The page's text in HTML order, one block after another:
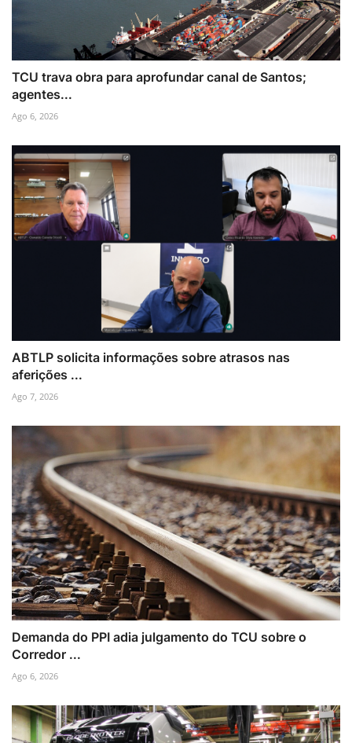
TCU trava obra para aprofundar canal de Santos;
agentes...
Ago 6, 2026
ABTLP solicita informações sobre atrasos nas
aferições ...
Ago 7, 2026
Demanda do PPI adia julgamento do TCU sobre o
Corredor ...
Ago 6, 2026